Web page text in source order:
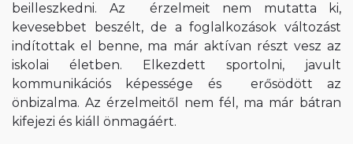
beilleszkedni. Az érzelmeit nem mutatta ki,
kevesebbet beszélt, de a foglalkozások változást
indítottak el benne, ma már aktívan részt vesz az
iskolai életben. Elkezdett sportolni, javult
kommunikációs képessége és erősödött az
önbizalma. Az érzelmeitől nem fél, ma már bátran
kifejezi és kiáll önmagáért.